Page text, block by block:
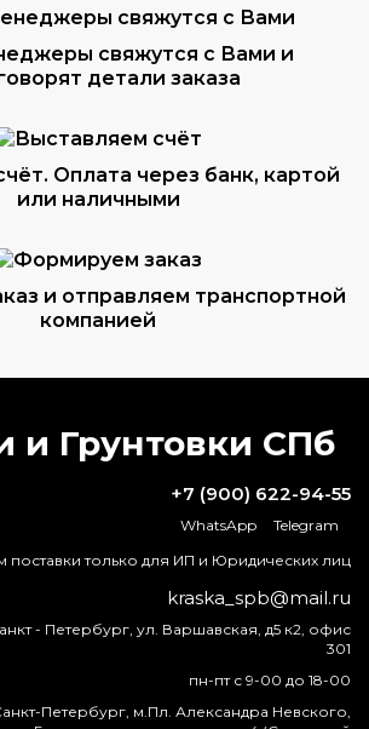
свяжутся с Вами и
детали заказа
Оплата через банк, картой
или наличными
и отправляем транспортной
компанией
ОТВЕТ
медное покрытие?
огнезащиты существуют?
в краску, чтобы
шифера и черепицы
+7 (900) 622-94-55
WhatsApp
Telegram
поставки только для ИП и Юридических лиц
kraska_spb@mail.ru
- Петербург, ул. Варшавская, д5 к2, офис
301
пн-пт с 9-00 до 18-00
Петербург, м.Пл. Александра Невского,